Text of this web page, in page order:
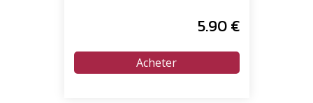
5.90€